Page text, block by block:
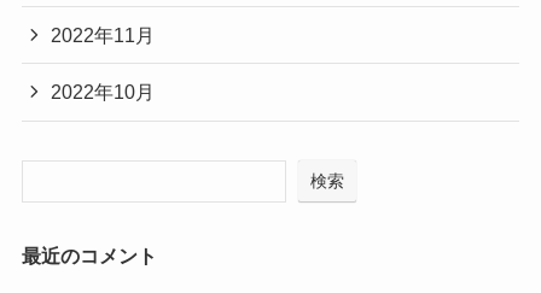
2022年11月
2022年10月
検索
最近のコメント